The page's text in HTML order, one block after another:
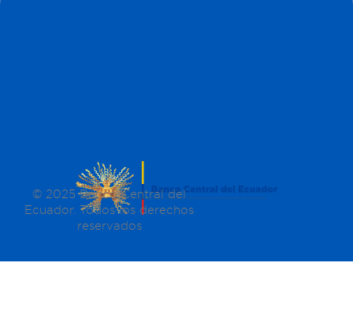
© 2025 Banco Central del
Ecuador. Todos los derechos
reservados